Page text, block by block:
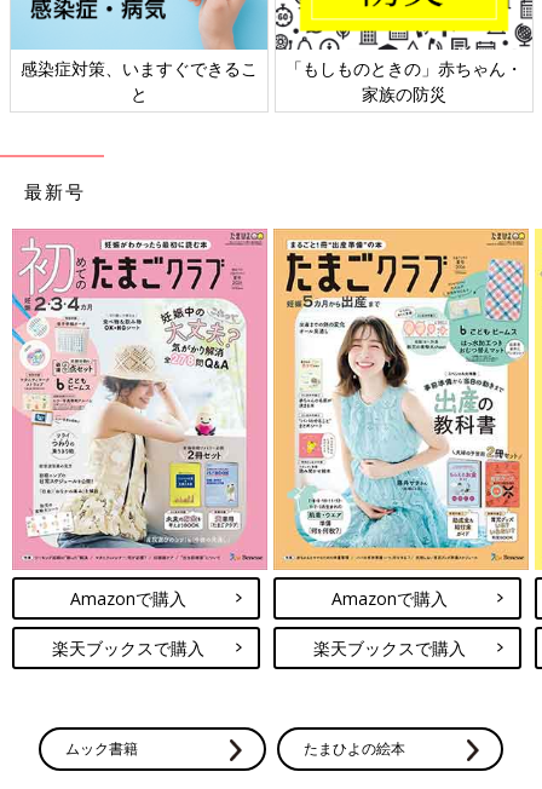
、いますぐできるこ
「もしものときの」赤ちゃん・
日本外来
最新号
Amazonで購入
楽天ブックスで購入
Amazonで購入
楽天ブックスで購入
ムック書籍 たまひよの絵本